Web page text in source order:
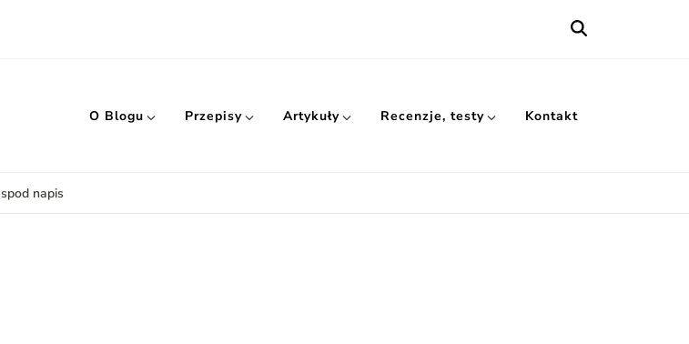
O Blogu Przepisy Artykuły Recenzje, testy Kontakt
spod napis